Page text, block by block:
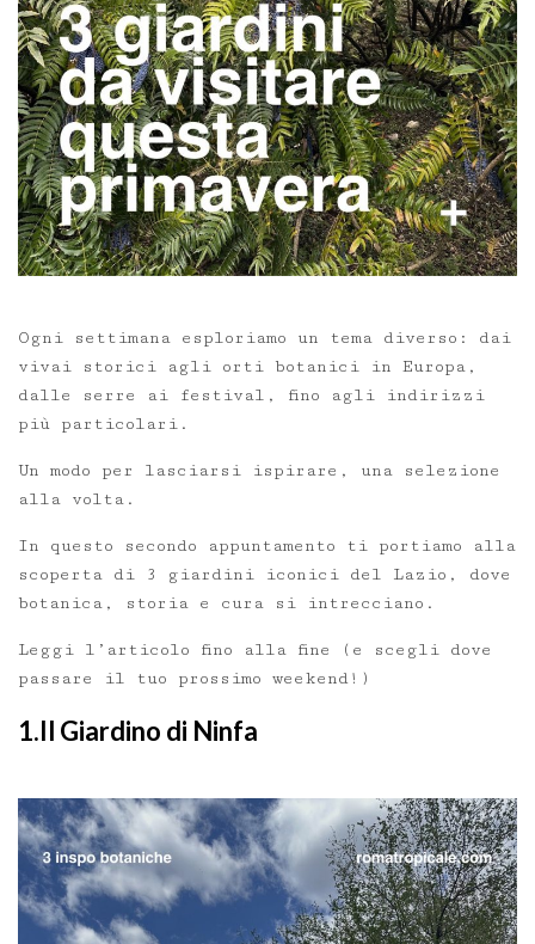
Ogni settimana esploriamo un tema diverso: dai
vivai storici agli orti botanici in Europa,
dalle serre ai festival, fino agli indirizzi
più particolari.
Un modo per lasciarsi ispirare, una selezione
alla volta.
In questo secondo appuntamento ti portiamo alla
scoperta di 3 giardini iconici del Lazio, dove
botanica, storia e cura si intrecciano.
Leggi l’articolo fino alla fine (e scegli dove
passare il tuo prossimo weekend!)
1.Il Giardino di Ninfa